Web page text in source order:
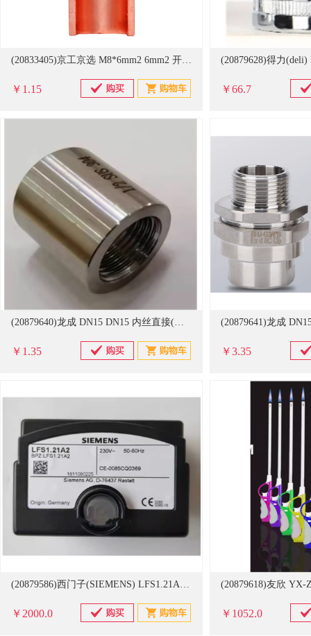
(20833405)京工京选 M8*6mm2 6mm2 开口铜鼻子 黄色(单位：只)
￥1.15 ￥66.7
(20879640)龙成 DN15 DN15 内丝直接(单位：个)
￥1.35 ￥3.35
(20879586)西门子(SIEMENS) LFS1.21A2 230v 50-60hz LFS1.21A2 230v 50-60hz 程控器(单位：个)
￥2000.0 ￥1052.0